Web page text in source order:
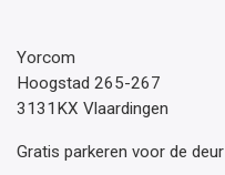
Yorcom
Hoogstad 265-267
3131KX Vlaardingen
Gratis parkeren voor de deur